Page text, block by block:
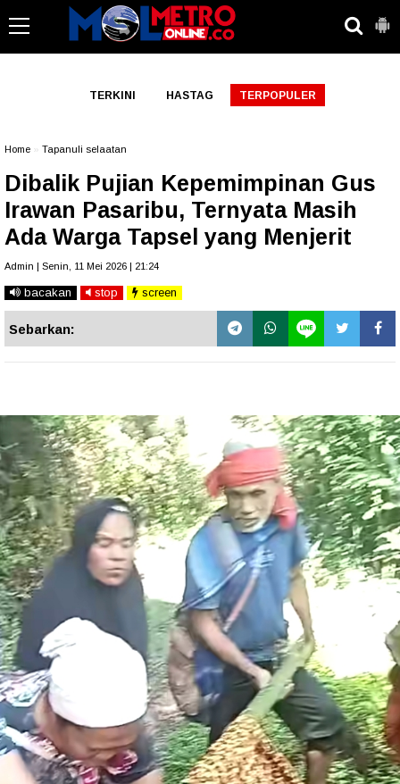
TERKINI HASTAG TERPOPULER
Home Tapanuli selaatan
Dibalik Pujian Kepemimpinan Gus
Irawan Pasaribu, Ternyata Masih
Ada Warga Tapsel yang Menjerit
Admin | Senin, 11 Mei 2026 | 21:24
bacakan stop screen
Sebarkan: